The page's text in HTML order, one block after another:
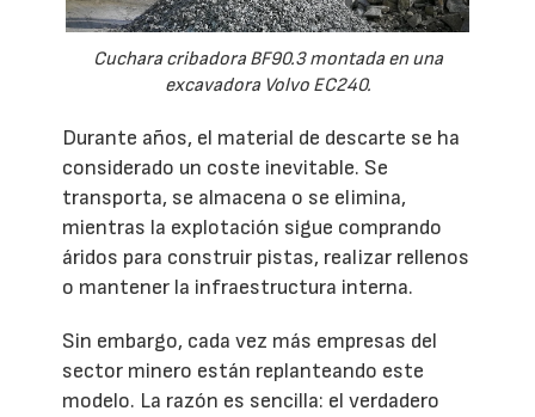
Cuchara cribadora BF90.3 montada en una
excavadora Volvo EC240.
Durante años, el material de descarte se ha
considerado un coste inevitable. Se
transporta, se almacena o se elimina,
mientras la explotación sigue comprando
áridos para construir pistas, realizar rellenos
o mantener la infraestructura interna.
Sin embargo, cada vez más empresas del
sector minero están replanteando este
modelo. La razón es sencilla: el verdadero